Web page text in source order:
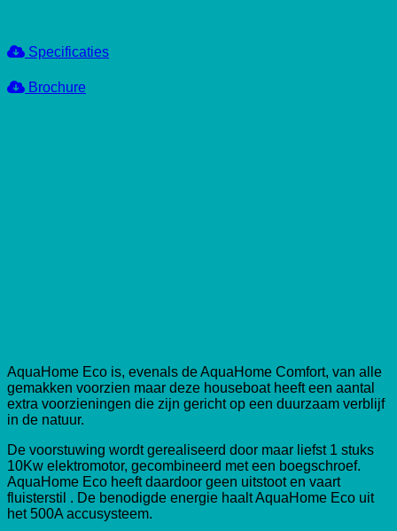
Specificaties
Brochure
AquaHome Eco is, evenals de AquaHome Comfort, van alle
gemakken voorzien maar deze houseboat heeft een aantal
extra voorzieningen die zijn gericht op een duurzaam verblijf
in de natuur.
De voorstuwing wordt gerealiseerd door maar liefst 1 stuks
10Kw elektromotor, gecombineerd met een boegschroef.
AquaHome Eco heeft daardoor geen uitstoot en vaart
fluisterstil . De benodigde energie haalt AquaHome Eco uit
het 500A accusysteem.